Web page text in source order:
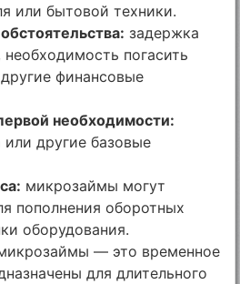
или бытовой техники.
задержка
погасить
финансовые
необходимости:
другие базовые
микрозаймы могут
пополнения оборотных
оборудования.
— это временное
для длительного